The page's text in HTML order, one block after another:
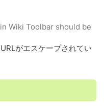
Wiki Toolbar should be
がエスケープされてい